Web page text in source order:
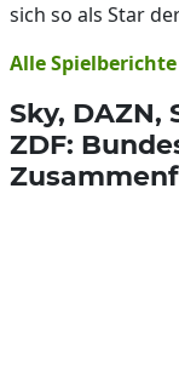
sich so als Star
Alle
Sky, DAZN,
ZDF: